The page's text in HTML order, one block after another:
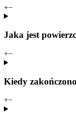
+−
Jaka jest
+−
Kiedy
+−